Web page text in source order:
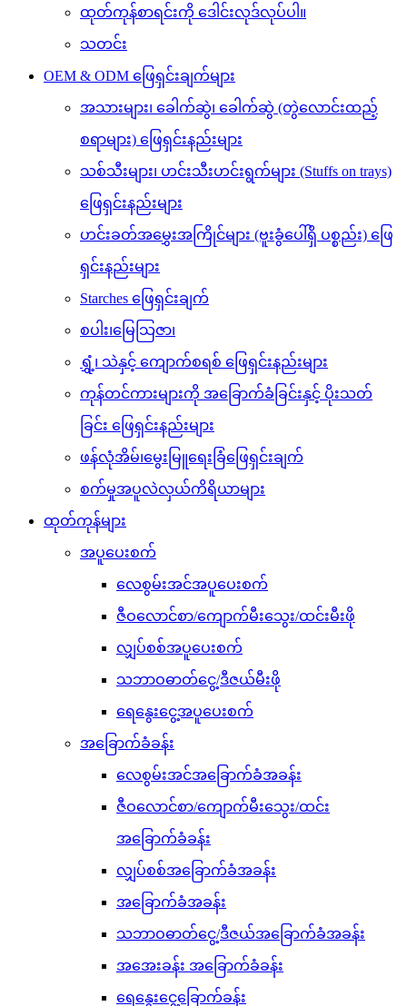
ထုတ်ကုန်စာရင်းကို ဒေါင်းလုဒ်လုပ်ပါ။
သတင်း
OEM & ODM ဖြေရှင်းချက်များ
အသားများ၊ ခေါက်ဆွဲ၊ ခေါက်ဆွဲ (တွဲလောင်းထည့်
စရာများ) ဖြေရှင်းနည်းများ
သစ်သီးများ၊ ဟင်းသီးဟင်းရွက်များ (Stuffs on trays)
ဖြေရှင်းနည်းများ
ဟင်းခတ်အမွှေးအကြိုင်များ (ဗူးခွံပေါ်ရှိ ပစ္စည်း) ဖြေ
ရှင်းနည်းများ
Starches ဖြေရှင်းချက်
စပါး၊မြေသြဇာ၊
ရွှံ့၊ သဲနှင့် ကျောက်စရစ် ဖြေရှင်းနည်းများ
ကုန်တင်ကားများကို အခြောက်ခံခြင်းနှင့် ပိုးသတ်
ခြင်း ဖြေရှင်းနည်းများ
ဖန်လုံအိမ်၊မွေးမြူရေးခြံဖြေရှင်းချက်
စက်မှုအပူလဲလှယ်ကိရိယာများ
ထုတ်ကုန်များ
အပူပေးစက်
လေစွမ်းအင်အပူပေးစက်
ဇီဝလောင်စာ/ကျောက်မီးသွေး/ထင်းမီးဖို
လျှပ်စစ်အပူပေးစက်
သဘာဝဓာတ်ငွေ့/ဒီဇယ်မီးဖို
ရေနွေးငွေ့အပူပေးစက်
အခြောက်ခံခန်း
လေစွမ်းအင်အခြောက်ခံအခန်း
ဇီဝလောင်စာ/ကျောက်မီးသွေး/ထင်း
အခြောက်ခံခန်း
လျှပ်စစ်အခြောက်ခံအခန်း
အခြောက်ခံအခန်း
သဘာဝဓာတ်ငွေ့/ဒီဇယ်အခြောက်ခံအခန်း
အအေးခန်း အခြောက်ခံခန်း
ရေနွေးငွေ့ခြောက်ခန်း